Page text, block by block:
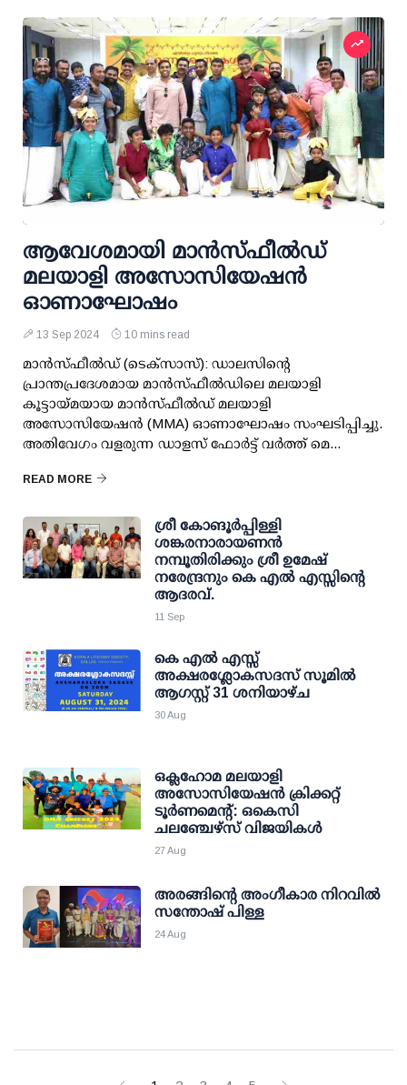
ആവേശമായി മാന്‍സ്ഫീല്‍ഡ്
മലയാളി അസോസിയേഷന്‍
ഓണാഘോഷം
13 Sep 2024 10 mins read
മാന്‍സ്ഫീല്‍ഡ് (ടെക്സാസ്): ഡാലസിന്റെ
പ്രാന്തപ്രദേശമായ മാന്‍സ്ഫീല്‍ഡിലെ മലയാളി
കൂട്ടായ്മയായ മാന്‍സ്ഫീല്‍ഡ് മലയാളി
അസോസിയേഷന്‍ (MMA) ഓണാഘോഷം സംഘടിപ്പിച്ചു.
അതിവേഗം വളരുന്ന ഡാളസ് ഫോര്‍ട്ട് വര്‍ത്ത് മെ...
READ MORE
ശ്രീ കോങൂർപ്പിള്ളി
ശങ്കരനാരായണൻ
നമ്പൂതിരിക്കും ശ്രീ ഉമേഷ്‌
നരേന്ദ്രനും കെ എൽ എസ്സിന്റെ
ആദരവ്.
11 Sep
കെ എല്‍ എസ്സ്
അക്ഷരശ്ലോകസദസ് ‌സൂമിൽ
ആഗസ്റ്റ് 31 ശനിയാഴ്ച
30 Aug
ഒക്ലഹോമ മലയാളി
അസോസിയേഷൻ ക്രിക്കറ്റ്
ടൂർണമെന്റ്: ഒകെസി
ചലഞ്ചേഴ്‌സ് വിജയികൾ
27 Aug
അരങ്ങിന്റെ അംഗീകാര നിറവിൽ
സന്തോഷ്‌ പിള്ള
24 Aug